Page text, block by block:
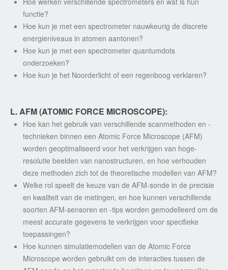
functie?
Hoe kun je met een spectrometer nauwkeurig de discrete
energieniveaus in atomen aantonen?
Hoe kun je met een spectrometer quantumdots
onderzoeken?
Hoe kun je het Noorderlicht of een regenboog verklaren?
L. AFM (ATOMIC FORCE MICROSCOPE):
Hoe kan het gebruik van verschillende scanmethoden en -
technieken binnen een Atomic Force Microscope (AFM)
worden geoptimaliseerd voor het verkrijgen van hoge-
resolutie beelden van nanostructuren, en hoe verhouden
deze methoden zich tot de theoretische modellen van AFM?
Welke rol speelt de keuze van de AFM-sonde in de precisie
en kwaliteit van de metingen, en hoe kunnen verschillende
soorten AFM-sensoren en -tips worden gemodelleerd om de
meest accurate gegevens te verkrijgen voor specifieke
toepassingen?
Hoe kunnen simulatiemodellen van de Atomic Force
Microscope worden gebruikt om de interacties tussen de